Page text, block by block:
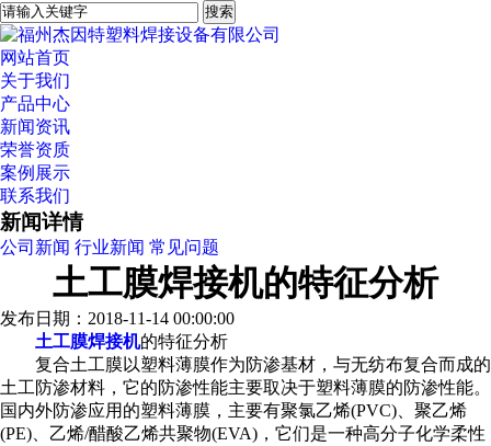
网站首页
关于我们
产品中心
新闻资讯
荣誉资质
案例展示
联系我们
新闻详情
公司新闻 行业新闻 常见问题
土工膜焊接机的特征分析
发布日期：2018-11-14 00:00:00
土工膜焊接机的特征分析
复合土工膜以塑料薄膜作为防渗基材，与无纺布复合而成的
土工防渗材料，它的防渗性能主要取决于塑料薄膜的防渗性能。
国内外防渗应用的塑料薄膜，主要有聚氯乙烯(PVC)、聚乙烯
(PE)、乙烯/醋酸乙烯共聚物(EVA)，它们是一种高分子化学柔性